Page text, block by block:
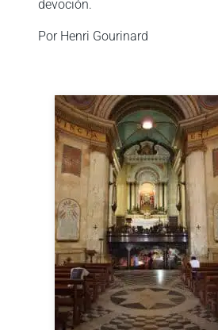
devoción.
Por Henri Gourinard